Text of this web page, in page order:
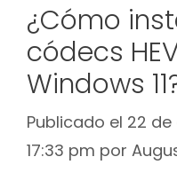
¿Cómo
códecs
Windows
Publicado el 22
17:33 pm por